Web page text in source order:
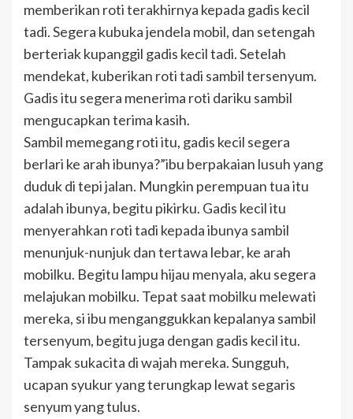
memberikan roti terakhirnya kepada gadis kecil
tadi. Segera kubuka jendela mobil, dan setengah
berteriak kupanggil gadis kecil tadi. Setelah
mendekat, kuberikan roti tadi sambil tersenyum.
Gadis itu segera menerima roti dariku sambil
mengucapkan terima kasih.
Sambil memegang roti itu, gadis kecil segera
berlari ke arah ibunya?”ibu berpakaian lusuh yang
duduk di tepi jalan. Mungkin perempuan tua itu
adalah ibunya, begitu pikirku. Gadis kecil itu
menyerahkan roti tadi kepada ibunya sambil
menunjuk-nunjuk dan tertawa lebar, ke arah
mobilku. Begitu lampu hijau menyala, aku segera
melajukan mobilku. Tepat saat mobilku melewati
mereka, si ibu menganggukkan kepalanya sambil
tersenyum, begitu juga dengan gadis kecil itu.
Tampak sukacita di wajah mereka. Sungguh,
ucapan syukur yang terungkap lewat segaris
senyum yang tulus.